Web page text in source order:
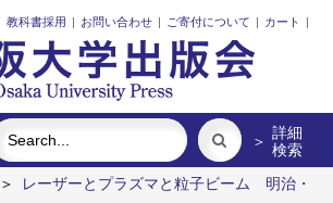
教科書採用 | お問い合わせ | ご寄付について | カート |
＞ 詳細
検索
レーザーとプラズマと粒子ビーム
明治・